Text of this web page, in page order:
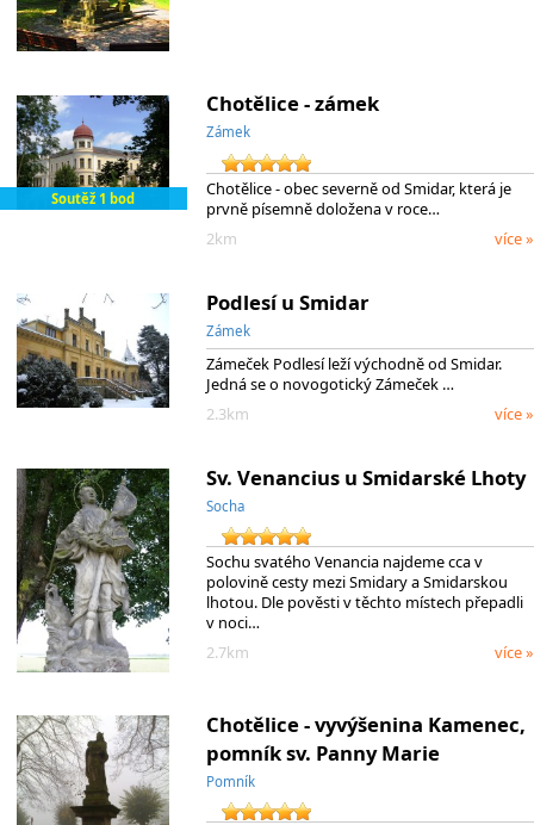
Soutěž 1 bod
Chotělice - zámek
Zámek
Chotělice - obec severně od Smidar, která je
prvně písemně doložena v roce…
2km
více »
Podlesí u Smidar
Zámek
Zámeček Podlesí leží východně od Smidar.
Jedná se o novogotický Zámeček …
2.3km
více »
Sv. Venancius u Smidarské Lhoty
Socha
Sochu svatého Venancia najdeme cca v
polovině cesty mezi Smidary a Smidarskou
lhotou. Dle pověsti v těchto místech přepadli
v noci…
2.7km
více »
Chotělice - vyvýšenina Kamenec,
pomník sv. Panny Marie
Pomník